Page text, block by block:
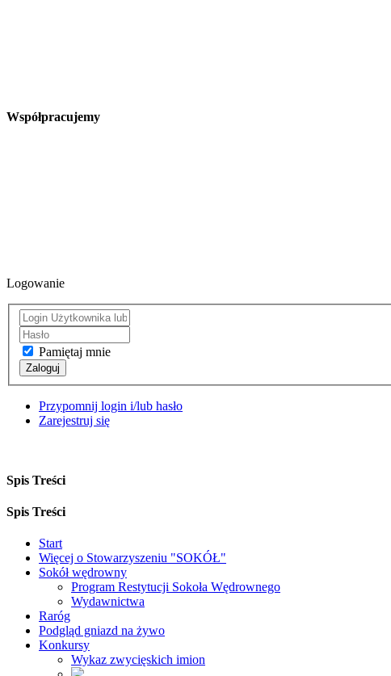
Współpracujemy
Logowanie
Pamiętaj mnie
Zaloguj
Przypomnij login i/lub hasło
Zarejestruj się
Spis Treści
Spis Treści
Start
Więcej o Stowarzyszeniu "SOKÓŁ"
Sokół wędrowny
Program Restytucji Sokoła Wędrownego
Wydawnictwa
Raróg
Podgląd gniazd na żywo
Konkursy
Wykaz zwycięskich imion